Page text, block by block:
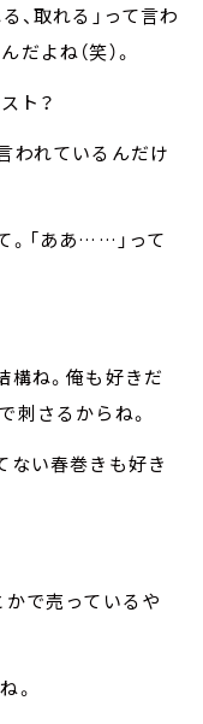
、取れる」って言わ
よね（笑）。
ト？
われているんだけ
。「ああ……」って
構ね。俺も好きだ
刺さるからね。
ない春巻きも好き
で売っているや
。